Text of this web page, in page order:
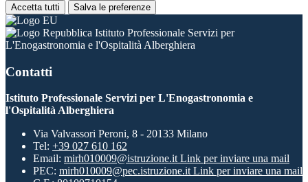
Accetta tutti Salva le preferenze
Istituto Professionale Servizi per
L'Enogastronomia e l'Ospitalità Alberghiera
Contatti
Istituto Professionale Servizi per L'Enogastronomia e
l'Ospitalità Alberghiera
Via Valvassori Peroni, 8 - 20133 Milano
Tel: +39 027 610 162
Email: mirh010009@istruzione.itLink per inviare una mail
PEC: mirh010009@pec.istruzione.itLink per inviare una mail